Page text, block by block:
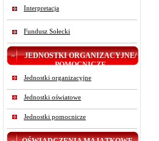
Interpretacja
Fundusz Sołecki
JEDNOSTKI ORGANIZACYJNE/
POMOCNICZE
Jednostki organizacyjne
Jednostki oświatowe
Jednostki pomocnicze